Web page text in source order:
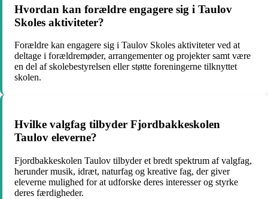
Hvordan kan forældre engagere sig i Taulov
Skoles aktiviteter?
Forældre kan engagere sig i Taulov Skoles aktiviteter ved at
deltage i forældremøder, arrangementer og projekter samt være
en del af skolebestyrelsen eller støtte foreningerne tilknyttet
skolen.
Hvilke valgfag tilbyder Fjordbakkeskolen
Taulov eleverne?
Fjordbakkeskolen Taulov tilbyder et bredt spektrum af valgfag,
herunder musik, idræt, naturfag og kreative fag, der giver
eleverne mulighed for at udforske deres interesser og styrke
deres færdigheder.